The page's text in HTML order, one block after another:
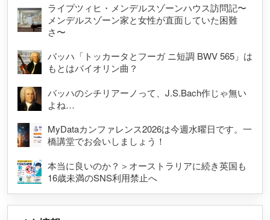
ライプツィヒ・メンデルスゾーンハウス訪問記〜
メンデルスゾーン家と女性が直面していた困難
さ〜
バッハ「トッカータとフーガ ニ短調 BWV 565」は
もとはバイオリン曲？
バッハのシチリアーノって、J.S.Bach作じゃ無い
よね…
MyDataカンファレンス2026は今週水曜日です。一
橋講堂でお会いしましょう！
本当に良いのか？＞オーストラリアに続き英国も
16歳未満のSNS利用禁止へ